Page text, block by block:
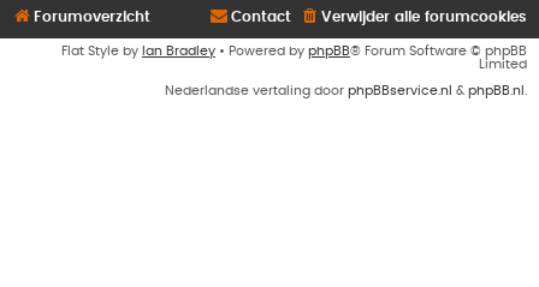
Forumoverzicht Verwijder alle forumcookies
Contact
Flat Style by Ian Bradley • Powered by phpBB® Forum Software © phpBB
Limited
Nederlandse vertaling door phpBBservice.nl & phpBB.nl .